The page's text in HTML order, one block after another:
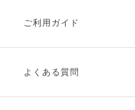
ご利用ガイド
ご利用ガイドトップ
よくある質問